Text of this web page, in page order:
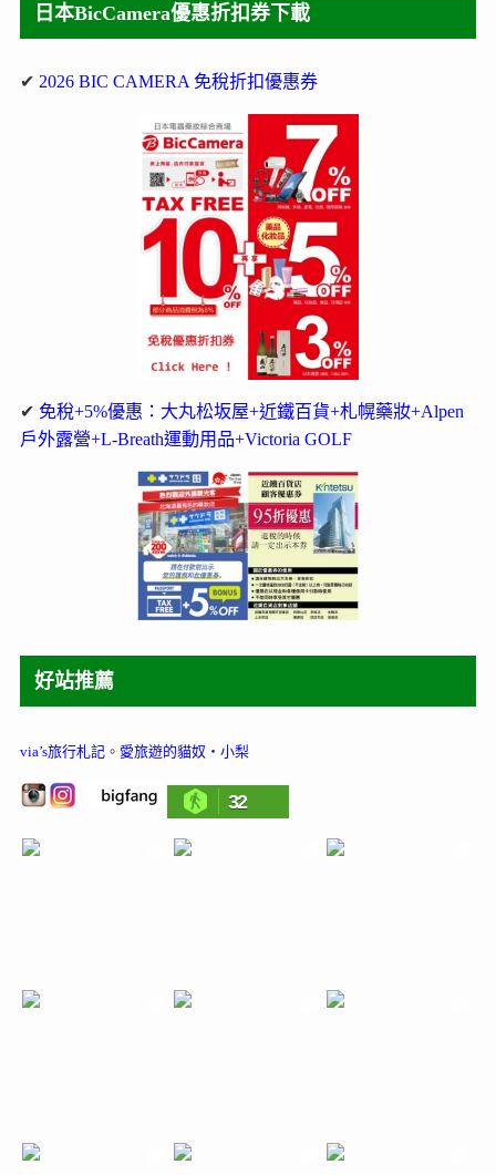
日本BicCamera優惠折扣券下載
✔ 2026 BIC CAMERA 免稅折扣優惠券
✔ 免稅+5%優惠：大丸松坂屋+近鐵百貨+札幌藥妝+Alpen
戶外露營+L-Breath運動用品+Victoria GOLF
好站推薦
via’s旅行札記。 愛旅遊的貓奴‧小梨
32